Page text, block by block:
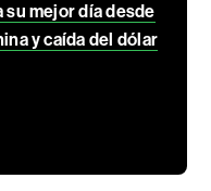
su mejor día desde
y caída del dólar